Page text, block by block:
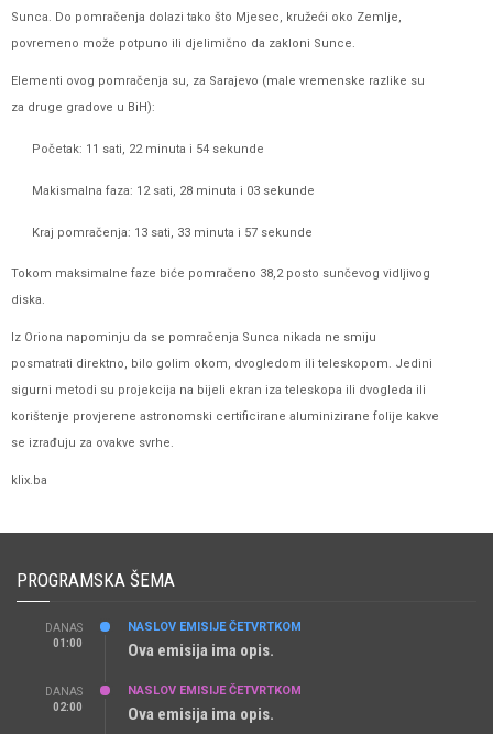
Sunca. Do pomračenja dolazi tako što Mjesec, kružeći oko Zemlje,
povremeno može potpuno ili djelimično da zakloni Sunce.
Elementi ovog pomračenja su, za Sarajevo (male vremenske razlike su
za druge gradove u BiH):
Početak: 11 sati, 22 minuta i 54 sekunde
Makismalna faza: 12 sati, 28 minuta i 03 sekunde
Kraj pomračenja: 13 sati, 33 minuta i 57 sekunde
Tokom maksimalne faze biće pomračeno 38,2 posto sunčevog vidljivog
diska.
Iz Oriona napominju da se pomračenja Sunca nikada ne smiju
posmatrati direktno, bilo golim okom, dvogledom ili teleskopom. Jedini
sigurni metodi su projekcija na bijeli ekran iza teleskopa ili dvogleda ili
korištenje provjerene astronomski certificirane aluminizirane folije kakve
se izrađuju za ovakve svrhe.
klix.ba
PROGRAMSKA ŠEMA
DANAS
01:00
NASLOV EMISIJE ČETVRTKOM
Ova emisija ima opis.
DANAS
02:00
NASLOV EMISIJE ČETVRTKOM
Ova emisija ima opis.